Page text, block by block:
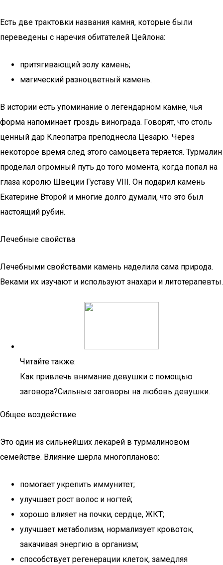
Есть две трактовки названия камня, которые были
переведены с наречия обитателей Цейлона:
притягивающий золу камень;
магический разноцветный камень.
В истории есть упоминание о легендарном камне, чья
форма напоминает гроздь винограда. Говорят, что столь
ценный дар Клеопатра преподнесла Цезарю. Через
некоторое время след этого самоцвета теряется. Турмалин
проделал огромный путь до того момента, когда попал на
глаза королю Швеции Густаву VIII. Он подарил камень
Екатерине Второй и многие долго думали, что это был
настоящий рубин.
Лечебные свойства
Лечебными свойствами камень наделила сама природа.
Веками их изучают и используют знахари и литотерапевты.
Читайте также:
Как привлечь внимание девушки с помощью
заговора?Сильные заговоры на любовь девушки.
Общее воздействие
Это один из сильнейших лекарей в турмалиновом
семействе. Влияние шерла многопланово:
помогает укрепить иммунитет;
улучшает рост волос и ногтей;
хорошо влияет на почки, сердце, ЖКТ;
улучшает метаболизм, нормализует кровоток,
закачивая энергию в организм;
способствует регенерации клеток, замедляя